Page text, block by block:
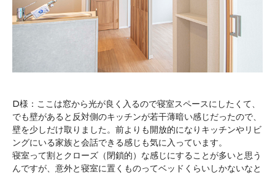
D様：ここは窓から光が良く入るので寝室スペースにしたくて、
でも壁があると反対側のキッチンが若干薄暗い感じだったので、
壁を少しだけ取りました。前よりも開放的になりキッチンやリビ
ングにいる家族と会話できる感じも気に入っています。
寝室って割とクローズ（閉鎖的）な感じにすることが多いと思う
んですが、意外と寝室に置くものってベッドくらいしかないなと